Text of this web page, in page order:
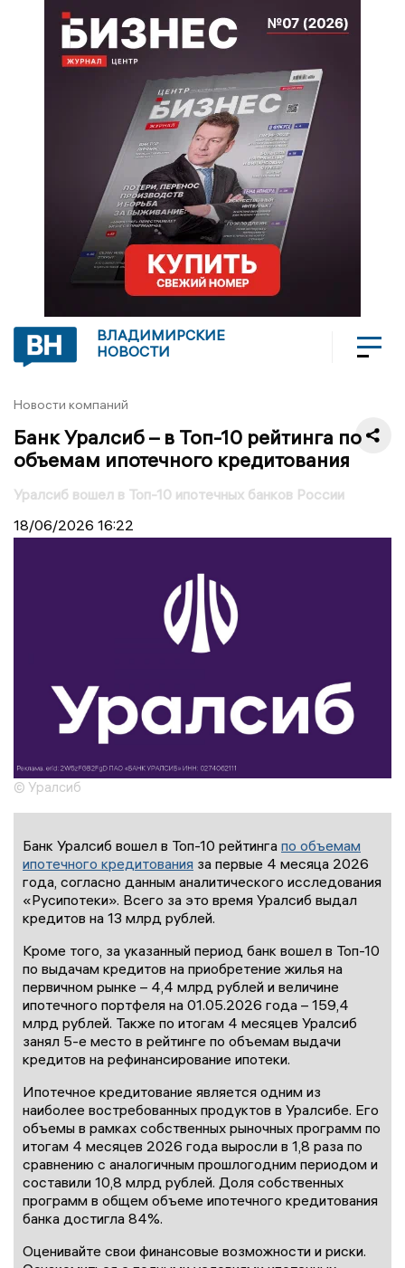
ВЛАДИМИРСКИЕ
НОВОСТИ
Новости компаний
Банк Уралсиб – в Топ-10 рейтинга по
объемам ипотечного кредитования
Уралсиб вошел в Топ-10 ипотечных банков России
18/06/2026 16:22
© Уралсиб
Банк Уралсиб вошел в Топ-10 рейтинга по объемам
ипотечного кредитования за первые 4 месяца 2026
года, согласно данным аналитического исследования
«Русипотеки». Всего за это время Уралсиб выдал
кредитов на 13 млрд рублей.
Кроме того, за указанный период банк вошел в Топ-10
по выдачам кредитов на приобретение жилья на
первичном рынке – 4,4 млрд рублей и величине
ипотечного портфеля на 01.05.2026 года – 159,4
млрд рублей. Также по итогам 4 месяцев Уралсиб
занял 5-е место в рейтинге по объемам выдачи
кредитов на рефинансирование ипотеки.
Ипотечное кредитование является одним из
наиболее востребованных продуктов в Уралсибе. Его
объемы в рамках собственных рыночных программ по
итогам 4 месяцев 2026 года выросли в 1,8 раза по
сравнению с аналогичным прошлогодним периодом и
составили 10,8 млрд рублей. Доля собственных
программ в общем объеме ипотечного кредитования
банка достигла 84%.
Оценивайте свои финансовые возможности и риски.